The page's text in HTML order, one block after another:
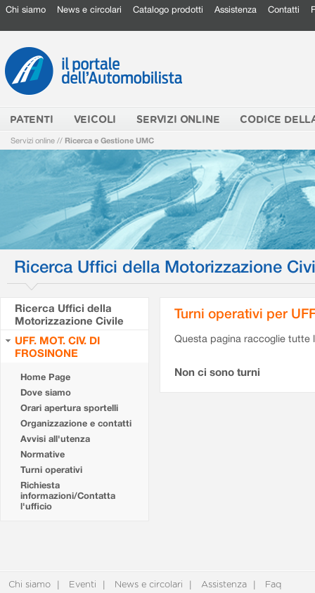
Chi siamo News e circolari Catalogo prodotti Assistenza Contatti
PATENTI VEICOLI SERVIZI ONLINE CODICE
Servizi online // Ricerca e Gestione UMC
Ricerca Uffici della Motorizzazione
Ricerca Uffici della
Motorizzazione Civile
UFF. MOT. CIV. DI
FROSINONE
Home Page
Dove siamo
Orari apertura sportelli
Organizzazione e contatti
Avvisi all'utenza
Normative
Turni operativi
Richiesta
informazioni/Contatta
l'ufficio
Turni operativi per
Questa pagina raccoglie tutte
Non ci sono turni
Chi siamo Eventi News e circolari Assistenza Faq